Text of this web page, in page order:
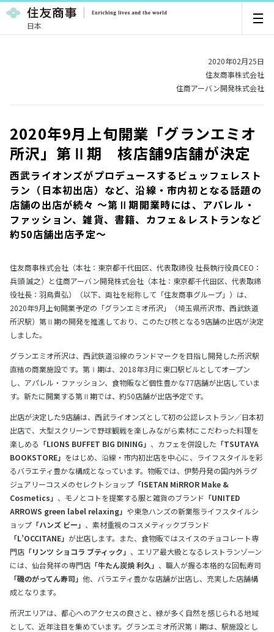
日本
2020年02月25日
住友商事株式会社
住商アーバン開発株式会社
2020年9月上旬開業「グランエミオ
所沢」第Ⅱ期 核店舗9店舗が決定
西武ライオンズがプロデュースするビュッフェレスト
ラン（日本初出店）など、沿線・市内初となる話題の
店舗の出店が続々 ～第Ⅱ期開業時には、アパレル・
ファッション、雑貨、書籍、カフェ＆レストランなど
約50店舗出店予定～
住友商事株式会社（本社：東京都千代田区、代表取締役 社長執行役員CEO：
兵頭 誠之）と住商アーバン開発株式会社（本社：東京都千代田区、代表取締
役社長：羽鳥貴弘）（以下、両社を総称して「住友商事グループ」）は、
2020年9月上旬開業予定の「グランエミオ所沢」（埼玉県所沢市、西武鉄道
所沢駅）第Ⅱ期の開発を推進しており、このたび核となる9店舗の出店が決定
しました。
グランエミオ所沢は、西武鉄道沿線のランドマークを目指し開発した所沢駅
直結の商業施設です。第Ⅰ期は、2018年3月に東口駅ビルとしてオープン
し、アパレル・ファッション、食物販など個性豊かな77店舗が出店していま
す。新たに開業する第Ⅱ期では、約50店舗が出店予定です。
出店が決定した9店舗は、西武ライオンズとして初の公認レストラン／日本初
出店で、大型スクリーンで野球観戦を楽しみながら素材にこだわった料理を
楽しめる 「LIONS BUFFET BIG DINING」 、カフェを併設した 「TSUTAYA
BOOKSTORE」 をはじめ、沿線・市内初出店を中心に、ライフスタイルを彩
るバラエティ豊かな構成となっています。物販では、伊勢丹発の国内外ラグ
ジュアリーコスメのセレクトショップ 「ISETAN MiRROR Make &
Cosmetics」 、モノとコトを提案する服と雑貨のブランド 「UNITED
ARROWS green label relaxing」 や東急ハンズの新業態ライフスタイルシ
ョップ 「ハンズ ビー」 、素材重視のコスメティックブランド
「L’OCCITANE」 が出店します。また、食物販ではスイスのチョコレート専
門店 「リンツ ショコラ ブティック」 、エリア最大級となるレストランゾーン
には、仙台発祥の専門店 「牛たん炭焼 利久」 、職人が握る本格的な回転寿司
「磯のがってん寿司」 他、バラエティ豊かな店舗が出店し、充実した店舗構
成となります。
所沢エリアは、都心へのアクセスの良さと、緑が多く自然を感じられる地域
として、近年注目を集めています。グランエミオ所沢第Ⅰ期は、駅施設とし